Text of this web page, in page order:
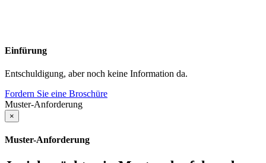
Einfürung
Entschuldigung, aber noch keine Information da.
Fordern Sie eine Broschüre
Muster-Anforderung
×
Muster-Anforderung